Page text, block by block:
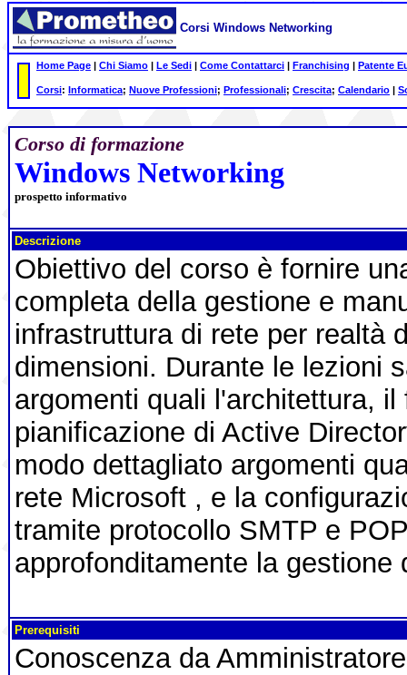
Corsi Windows Networking
Home Page | Chi Siamo | Le Sedi | Come Contattarci | Franchising | Patente
Corsi: Informatica; Nuove Professioni; Professionali; Crescita; Calendario |
Corso di formazione
Windows Networking
prospetto informativo
Descrizione
Obiettivo del corso è fornire
completa della gestione e
infrastruttura di rete per realtà
dimensioni. Durante le lezioni
argomenti quali l'architettura,
pianificazione di Active
modo dettagliato argomenti
rete Microsoft , e la
tramite protocollo SMTP e
approfonditamente la gestione
Prerequisiti
Conoscenza da